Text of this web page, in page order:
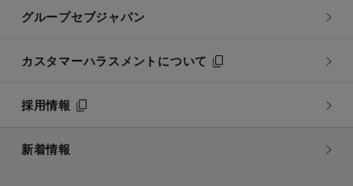
グループセブジャパン
カスタマーハラスメントについて
採用情報
新着情報